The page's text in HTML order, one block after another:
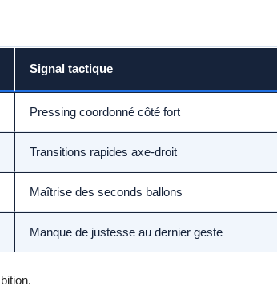
Signal tactique
Pressing coordonné côté fort
Transitions rapides axe-droit
Maîtrise des seconds ballons
Manque de justesse au dernier geste